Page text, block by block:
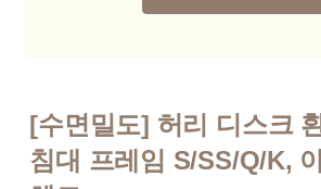
[수면밀도] 허리 디스크
침대 프레임 S/SS/Q/K,